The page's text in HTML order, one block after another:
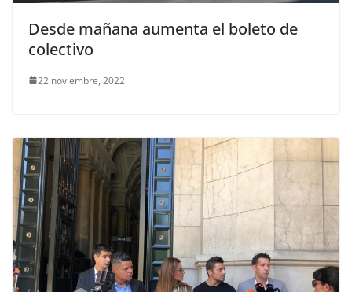
Desde mañana aumenta el boleto de
colectivo
22 noviembre, 2022